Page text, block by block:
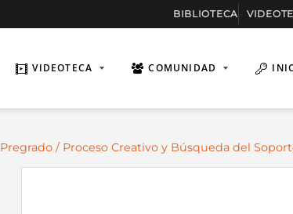
BIBLIOTECA
VIDEOTECA COMUNIDAD
Pregrado / Proceso Creativo y Búsqueda del